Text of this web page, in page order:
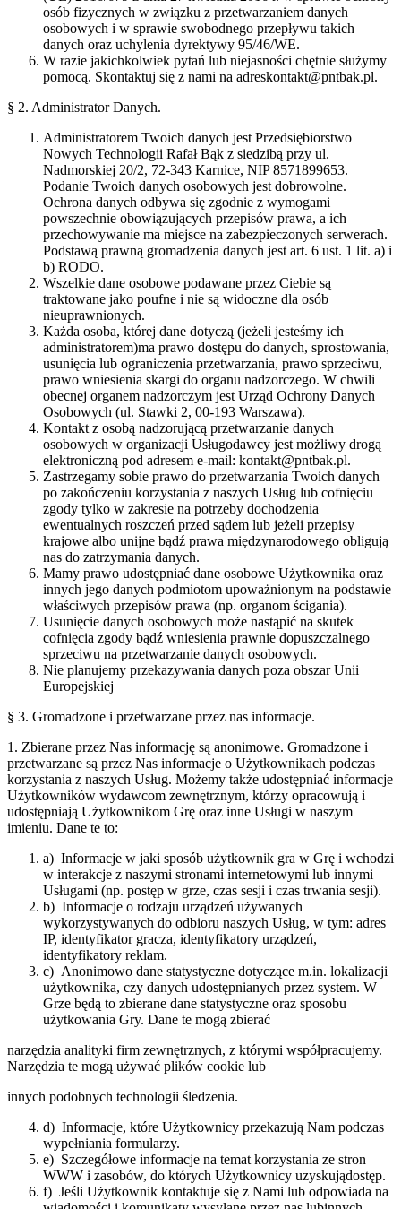
osób fizycznych w związku z przetwarzaniem danych
osobowych i w sprawie swobodnego przepływu takich
danych oraz uchylenia dyrektywy 95/46/WE.
W razie jakichkolwiek pytań lub niejasności chętnie służymy
pomocą. Skontaktuj się z nami na adreskontakt@pntbak.pl.
§ 2. Administrator Danych.
Administratorem Twoich danych jest Przedsiębiorstwo
Nowych Technologii Rafał Bąk z siedzibą przy ul.
Nadmorskiej 20/2, 72-343 Karnice, NIP 8571899653.
Podanie Twoich danych osobowych jest dobrowolne.
Ochrona danych odbywa się zgodnie z wymogami
powszechnie obowiązujących przepisów prawa, a ich
przechowywanie ma miejsce na zabezpieczonych serwerach.
Podstawą prawną gromadzenia danych jest art. 6 ust. 1 lit. a) i
b) RODO.
Wszelkie dane osobowe podawane przez Ciebie są
traktowane jako poufne i nie są widoczne dla osób
nieuprawnionych.
Każda osoba, której dane dotyczą (j​eżeli jesteśmy ich
administratorem)​ma prawo dostępu do danych, sprostowania,
usunięcia lub ograniczenia przetwarzania, prawo sprzeciwu,
prawo wniesienia skargi do organu nadzorczego. W chwili
obecnej organem nadzorczym jest Urząd Ochrony Danych
Osobowych (​ul. Stawki 2, 00-193 Warszawa)​.
Kontakt z osobą nadzorującą przetwarzanie danych
osobowych w organizacji Usługodawcy jest możliwy drogą
elektroniczną pod adresem e-mail: kontakt@pntbak.pl.​
Zastrzegamy sobie prawo do przetwarzania Twoich danych
po zakończeniu korzystania z naszych Usług lub cofnięciu
zgody tylko w zakresie na potrzeby dochodzenia
ewentualnych roszczeń przed sądem lub jeżeli przepisy
krajowe albo unijne bądź prawa międzynarodowego obligują
nas do zatrzymania danych.
Mamy prawo udostępniać dane osobowe Użytkownika oraz
innych jego danych podmiotom upoważnionym na podstawie
właściwych przepisów prawa (​np. organom ścigania​).
Usunięcie danych osobowych może nastąpić na skutek
cofnięcia zgody bądź wniesienia prawnie dopuszczalnego
sprzeciwu na przetwarzanie danych osobowych.
Nie planujemy przekazywania danych poza obszar Unii
Europejskiej
§ 3. Gromadzone i przetwarzane przez nas informacje.
1. Zbierane przez Nas informację są anonimowe. Gromadzone i
przetwarzane są przez Nas informacje o Użytkownikach podczas
korzystania z naszych Usług. Możemy także udostępniać informacje
Użytkowników wydawcom zewnętrznym, którzy opracowują i
udostępniają Użytkownikom Grę oraz inne Usługi w naszym
imieniu. Dane te to:
a) Informacje w jaki sposób użytkownik gra w Grę i wchodzi
w interakcje z naszymi stronami internetowymi lub innymi
Usługami (​np. postęp w grze, czas sesji i czas trwania sesji).
b) Informacje o rodzaju urządzeń używanych
wykorzystywanych do odbioru naszych Usług, w tym: adres
IP, identyfikator gracza, identyfikatory urządzeń,
identyfikatory reklam.
c) Anonimowo dane statystyczne dotyczące m.in. lokalizacji
użytkownika, czy danych udostępnianych przez system. W
Grze będą to zbierane dane statystyczne oraz sposobu
użytkowania Gry. Dane te mogą zbierać
narzędzia analityki firm zewnętrznych, z którymi współpracujemy.
Narzędzia te mogą używać plików ​cookie lub
innych podobnych technologii śledzenia.
d) Informacje, które Użytkownicy przekazują Nam podczas
wypełniania formularzy.
e) Szczegółowe informacje na temat korzystania ze stron
WWW i zasobów, do których Użytkownicy uzyskujądostęp.
f) Jeśli Użytkownik kontaktuje się z Nami lub odpowiada na